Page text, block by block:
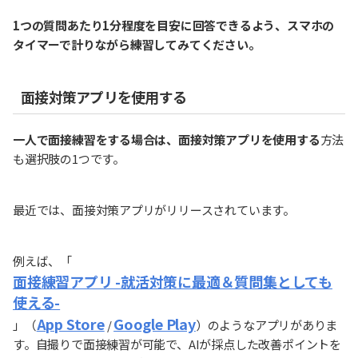
1つの質問あたり1分程度を目安に回答できるよう、スマホの
タイマーで計りながら練習してみてください。
面接対策アプリを使用する
一人で面接練習をする場合は、面接対策アプリを使用する方法
も選択肢の1つです。
最近では、面接対策アプリがリリースされています。
例えば、「
面接練習アプリ -就活対策に最適＆質問集としても
使える-
」（App Store/Google Play）のようなアプリがありま
す。自撮りで面接練習が可能で、AIが採点した改善ポイントを